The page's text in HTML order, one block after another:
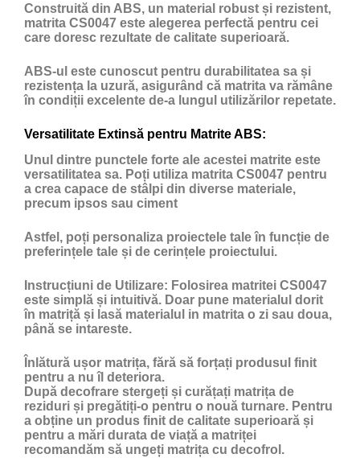
Construită din ABS, un material robust și rezistent,
matrita CS0047 este alegerea perfectă pentru cei
care doresc rezultate de calitate superioară.
ABS-ul este cunoscut pentru durabilitatea sa și
rezistența la uzură, asigurând că matrita va rămâne
în condiții excelente de-a lungul utilizărilor repetate.
Versatilitate Extinsă pentru Matrite ABS:
Unul dintre punctele forte ale acestei matrite este
versatilitatea sa. Poți utiliza matrita CS0047 pentru
a crea capace de stâlpi din diverse materiale,
precum ipsos sau ciment
Astfel, poți personaliza proiectele tale în funcție de
preferințele tale și de cerințele proiectului.
Instrucțiuni de Utilizare: Folosirea matritei CS0047
este simplă și intuitivă. Doar pune materialul dorit
în matriță și lasă materialul in matrita o zi sau doua,
până se intareste.
Înlătură ușor matrița, fără să forțați produsul finit
pentru a nu îl deteriora.
După decofrare stergeți și curățați matrița de
reziduri și pregătiți-o pentru o nouă turnare. Pentru
a obține un produs finit de calitate superioară și
pentru a mări durata de viață a matriței
recomandăm să ungeți matrița cu decofrol .